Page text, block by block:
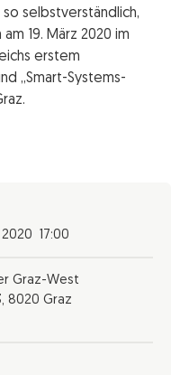
selbstverständlich,
19. März 2020 im
erstem
„Smart-Systems-
2020 17:00
Graz-West
8020 Graz